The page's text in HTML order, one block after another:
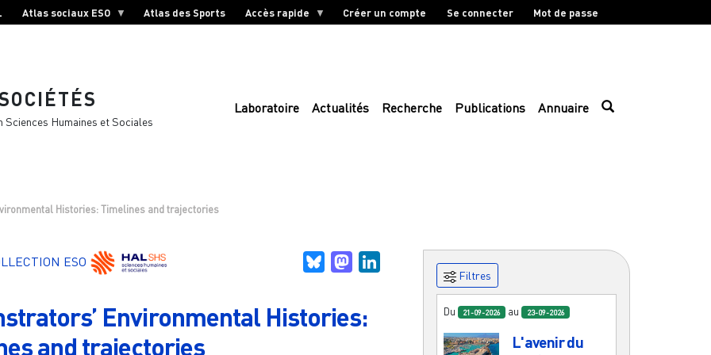
Atlas sociaux ESO Atlas des Sports Accès rapide Créer un compte Se connecter Mot de passe
Humaines et Sociales
Laboratoire Actualités Recherche Publications Annuaire
Histories: Timelines and trajectories
ESO BlueskyMastodon
Environmental Histories:
and trajectories
Filtres
Du 21-09-2026 au 23-09-2026
L'avenir du